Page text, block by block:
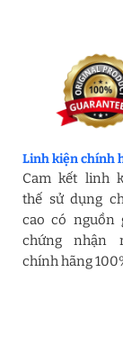
Linh kiện chính
Cam kết linh
thế sử dụng
cao có nguồn
chứng nhận
chính hãng